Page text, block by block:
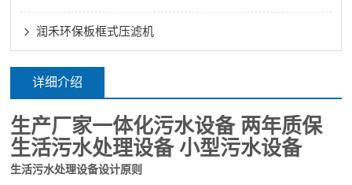
润禾环保板框式压滤机
详细介绍
生产厂家一体化污水设备 两年质保
生活污水处理设备 小型污水设备
生活污水处理设备设计原则